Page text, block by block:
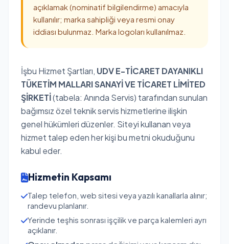
açıklamak (nominatif bilgilendirme) amacıyla
kullanılır; marka sahipliği veya resmi onay
iddiası bulunmaz. Marka logoları kullanılmaz.
İşbu Hizmet Şartları, UDV E-TİCARET DAYANIKLI
TÜKETİM MALLARI SANAYİ VE TİCARET LİMİTED
ŞİRKETİ(tabela: Anında Servis) tarafından sunulan
bağımsız özel teknik servis hizmetlerine ilişkin
genel hükümleri düzenler. Siteyi kullanan veya
hizmet talep eden her kişi bu metni okuduğunu
kabul eder.
Hizmetin Kapsamı
Talep telefon, web sitesi veya yazılı kanallarla alınır;
randevu planlanır.
Yerinde teşhis sonrası işçilik ve parça kalemleri ayrı
açıklanır.